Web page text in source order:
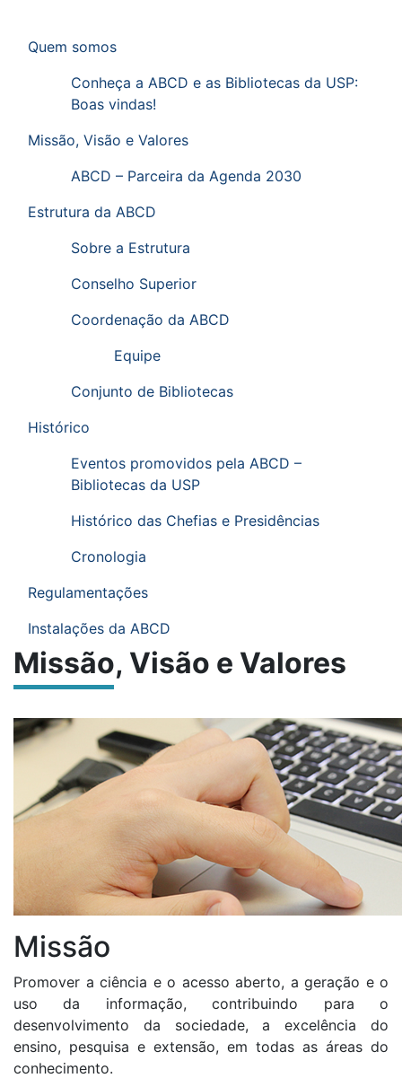
Ir para o menu de sub-páginas.
Menu de sub-páginas
Quem somos
Conheça a ABCD e as Bibliotecas da USP:
Boas vindas!
Missão, Visão e Valores
ABCD – Parceira da Agenda 2030
Estrutura da ABCD
Sobre a Estrutura
Conselho Superior
Coordenação da ABCD
Equipe
Conjunto de Bibliotecas
Histórico
Eventos promovidos pela ABCD –
Bibliotecas da USP
Histórico das Chefias e Presidências
Cronologia
Regulamentações
Instalações da ABCD
Missão, Visão e Valores
Missão
Promover a ciência e o acesso aberto, a geração e o
uso da informação, contribuindo para o
desenvolvimento da sociedade, a excelência do
ensino, pesquisa e extensão, em todas as áreas do
conhecimento.